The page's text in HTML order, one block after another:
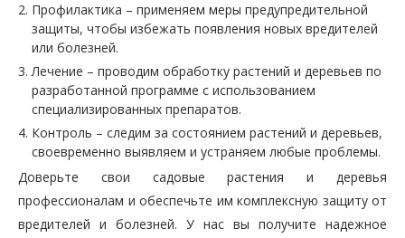
Профилактика – применяем меры предупредительной
защиты, чтобы избежать появления новых вредителей
или болезней.
Лечение – проводим обработку растений и деревьев по
разработанной программе с использованием
специализированных препаратов.
Контроль – следим за состоянием растений и деревьев,
своевременно выявляем и устраняем любые проблемы.
Доверьте свои садовые растения и деревья
профессионалам и обеспечьте им комплексную защиту от
вредителей и болезней. У нас вы получите надежное